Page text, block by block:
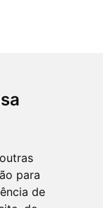
para
de